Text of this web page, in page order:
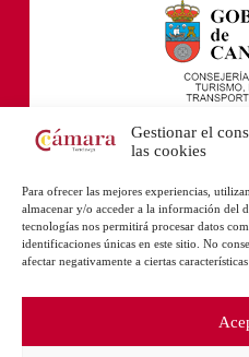
Gestionar el
las cookies
Para ofrecer las mejores experiencias,
almacenar y/o acceder a la información del
tecnologías nos permitirá procesar datos
identificaciones únicas en este sitio. No
afectar negativamente a ciertas